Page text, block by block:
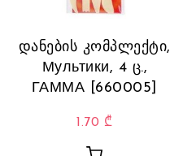
დანების კომპლექტი,
Мультики, 4 ც.,
ГАММА [660005]
1.70 ₾